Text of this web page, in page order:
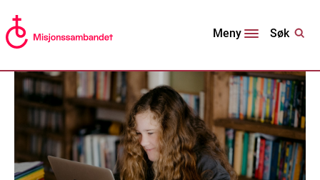
Meny Søk